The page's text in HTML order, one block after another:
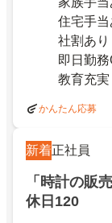
住宅手当
社割あり
即日勤務
教育充実
かんたん応募
新着正社員
「時計の販
休日120